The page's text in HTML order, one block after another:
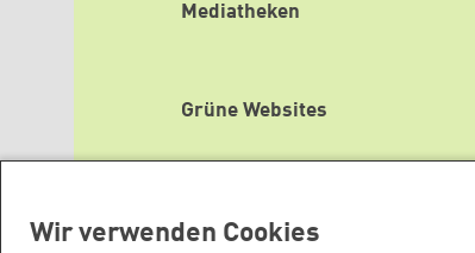
Mediatheken
Grüne Websites
Wir verwenden Cookies